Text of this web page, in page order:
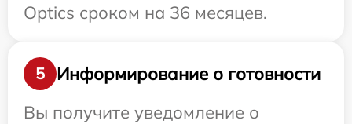
Optics сроком на 36 месяцев.
5
Информирование о готовности
Вы получите уведомление о